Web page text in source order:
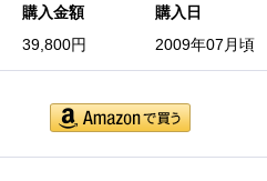
購入金額
39,800円
購入日
2009年07月頃